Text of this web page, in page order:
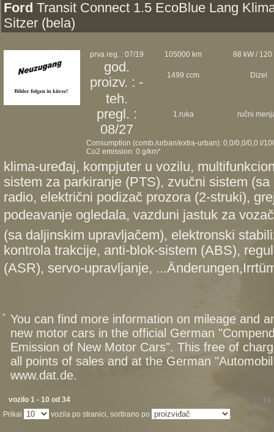
Ford Transit Connect 1.5 EcoBlue Lang
Sitzer (bela)
prva reg. : 07/19 105000 km 88 kW / 120
god.
proizv. : -
1499 ccm Dizel
teh.
pregl. :
08/27
1.ruka ručni
Consumption (comb./urban/extra-urban): 0,0/0,0/0,0 l/
Co2 emission: 0 g/km*
klima-uređaj, kompjuter u vozilu,
sistem za parkiranje (PTS), zvučni sistem
radio, električni podizač prozora (2-struki),
podeavanje ogledala, vazduni jastuk za
(sa daljinskim upravljačem), elektronski
kontrola trakcije, anti-blok-sistem (ABS),
(ASR), servo-upravljanje,
* You can find more information on mileage and
new motor cars in the official German
Emission of New Motor Cars". This free of
all points of sales and at the German
www.dat.de.
vozilo 1 - 10 od 34
Prikai
vozila po stranici, sortirano po .